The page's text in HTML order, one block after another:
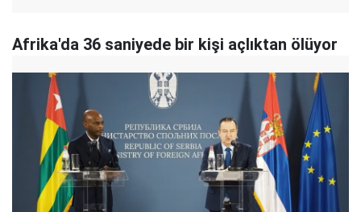
Afrika'da 36 saniyede bir kişi açlıktan ölüyor